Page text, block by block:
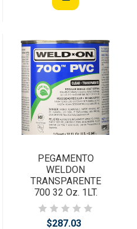
PEGAMENTO
WELDON
TRANSPARENTE
700 32 Oz. 1LT.
$287.03